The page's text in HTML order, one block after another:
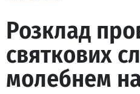
Розклад
святкових
молебнем